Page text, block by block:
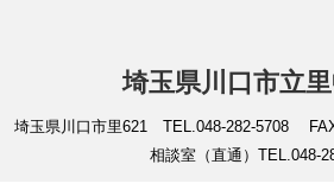
埼玉県川口市立
埼玉県川口市里621 TEL.048-282-5708
相談室（直通）TEL.048-